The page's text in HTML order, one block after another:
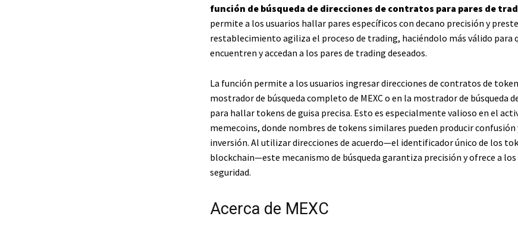
función de búsqueda de direcciones de contratos para pares de
permite a los usuarios hallar pares específicos con decano precisión y
restablecimiento agiliza el proceso de trading, haciéndolo más válido para
encuentren y accedan a los pares de trading deseados.
La función permite a los usuarios ingresar direcciones de contratos de
mostrador de búsqueda completo de MEXC o en la mostrador de búsqueda
para hallar tokens de guisa precisa. Esto es especialmente valioso en el
memecoins, donde nombres de tokens similares pueden producir confusión
inversión. Al utilizar direcciones de acuerdo—el identificador único de los
blockchain—este mecanismo de búsqueda garantiza precisión y ofrece a los
seguridad.
Acerca de MEXC